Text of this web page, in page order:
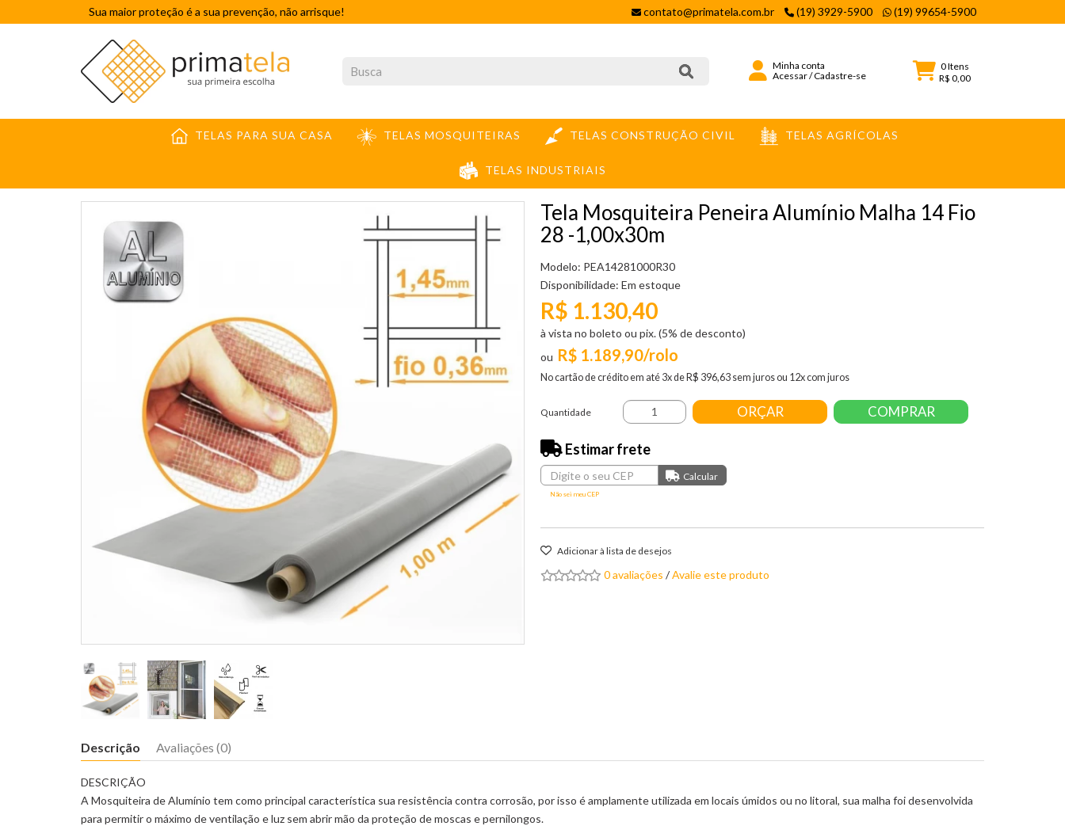
Sua maior proteção é a sua prevenção, não arrisque! contato@primatela.com.br (19) 3929-5900 (19) 99654-5900
Minha conta
Acessar/Cadastre-se
0Itens
R$ 0,00
TELAS PARA SUA CASA TELAS MOSQUITEIRAS TELAS CONSTRUÇÃO CIVIL TELAS AGRÍCOLAS
TELAS INDUSTRIAIS
TELA MOSQUITEIRA PENEIRA ALUMÍNIO MALHA 14 FIO 28 -1,00X30M
Tela Mosquiteira Peneira Alumínio Malha 14 Fio
28 -1,00x30m
Modelo: PEA14281000R30
Disponibilidade: Em estoque
R$ 1.189,90/rolo
No cartão de crédito em até 3x de R$ 396,63 sem juros ou 12x com juros
R$ 1.130,40
à vista no boleto ou pix. (5% de desconto)
Quantidade ORÇAR COMPRAR
Estimar frete
Não sei meu CEP
Adicionar à lista de desejos
0 avaliações /Avalie este produto
Descrição Avaliações (0)
DESCRIÇÃO
A Mosquiteira de Alumínio tem como principal característica sua resistência contra corrosão, por isso é amplamente utilizada em locais úmidos ou no litoral, sua malha foi desenvolvida
para permitir o máximo de ventilação e luz sem abrir mão da proteção de moscas e pernilongos.